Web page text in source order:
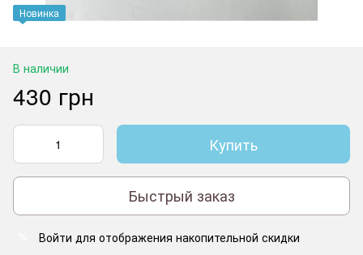
Новинка
В наличии
430 грн
Купить
Быстрый заказ
Войти для отображения накопительной скидки